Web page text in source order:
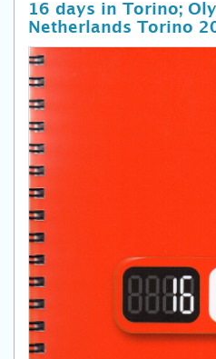
16 days in Torino;
Netherlands Torino